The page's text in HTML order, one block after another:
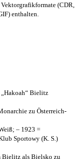
(CDR,
enthalten.
Bielitz
zu Österreich-
– 1923 =
Sportowy (K. S.)
Bielitz als Bielsko zu